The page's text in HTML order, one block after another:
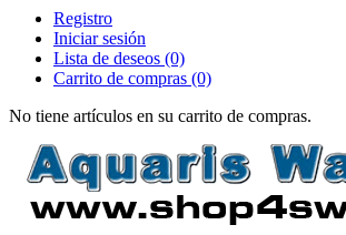
Registro
Iniciar sesión
Lista de deseos (0)
Carrito de compras (0)
No tiene artículos en su carrito de compras.